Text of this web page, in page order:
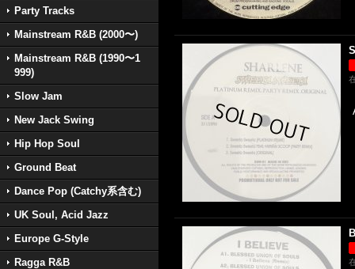
Party Tracks
Mainstream R&B (2000〜)
Mainstream R&B (1990〜1
999)
Slow Jam
New Jack Swing
Hip Hop Soul
Ground Beat
Dance Pop (Catchy系含む)
UK Soul, Acid Jazz
Europe G-Style
Ragga R&B